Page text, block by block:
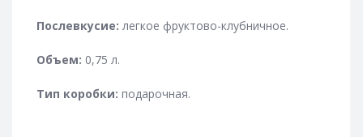
Послевкусие: легкое фруктово-клубничное.
Объем: 0,75 л.
Тип коробки: подарочная.